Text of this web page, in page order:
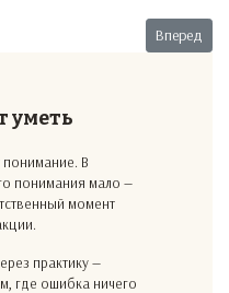
Вперед
уметь
понимание. В
понимания мало —
момент
практику —
где ошибка ничего